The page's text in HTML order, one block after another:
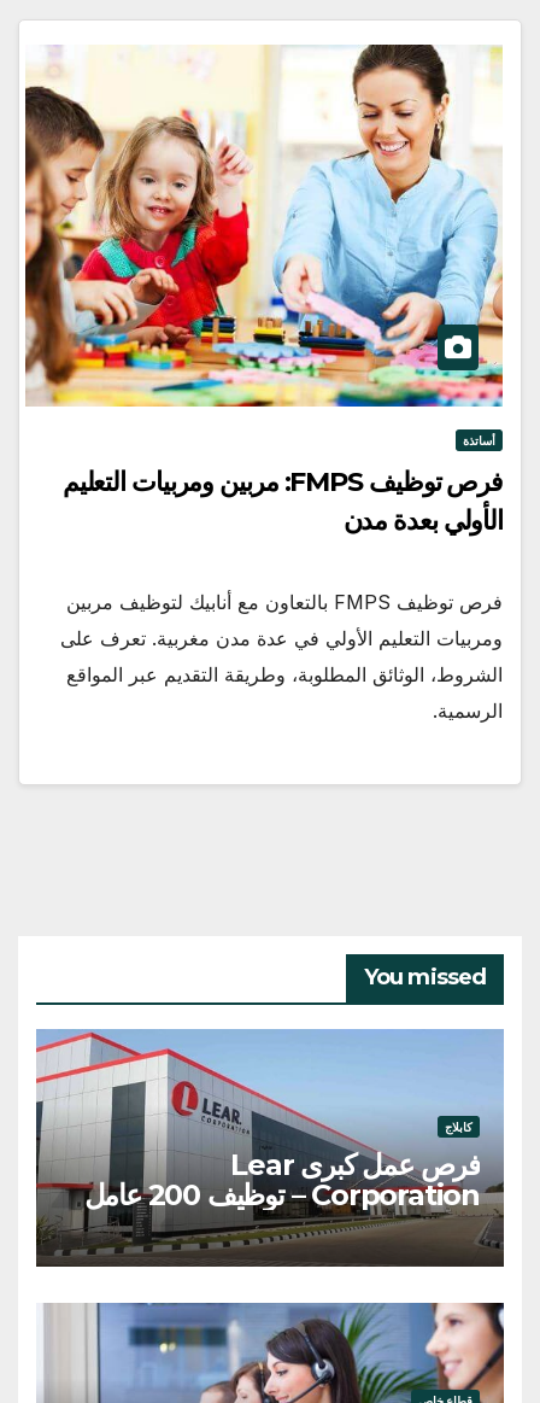
أساتذة
فرص توظيف FMPS: مربين ومربيات التعليم
الأولي بعدة مدن
فرص توظيف FMPS بالتعاون مع أنابيك لتوظيف مربين
ومربيات التعليم الأولي في عدة مدن مغربية. تعرف على
الشروط، الوثائق المطلوبة، وطريقة التقديم عبر المواقع
الرسمية.
You missed
كابلاج
فرص عمل كبرى Lear
Corporation – توظيف 200 عامل
وعاملة